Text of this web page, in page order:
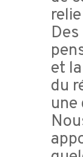
et
du
une